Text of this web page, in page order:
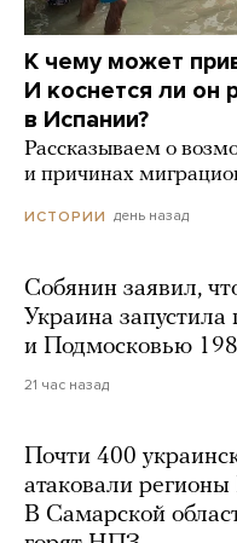
К чему может
И коснется ли он
в Испании?
Рассказываем о
и причинах
ИСТОРИИ день назад
Собянин заявил,
Украина
и Подмосковью
21 час назад
Почти 400
атаковали
В Самарской